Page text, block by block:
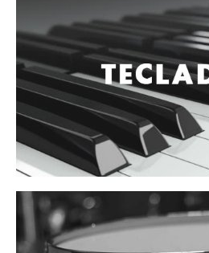
Instalaciones
Cámara, computadora y celular
Pedestales y soportes
Accesorios
Audio Profesional
Columnas pasivas
Columnas activas